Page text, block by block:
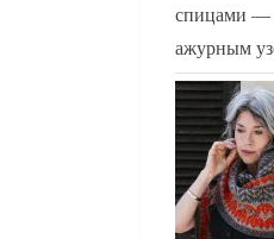
спицами —
ажурным